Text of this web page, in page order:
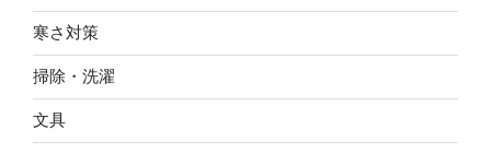
寒さ対策
掃除・洗濯
文具